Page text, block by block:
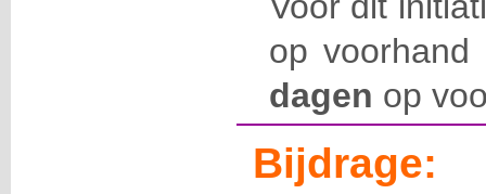
op
dagen op
Bijdrage: